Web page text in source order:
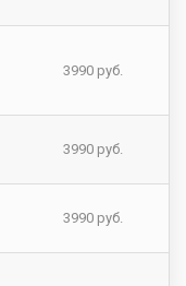
3990 руб.
3990 руб.
3990 руб.